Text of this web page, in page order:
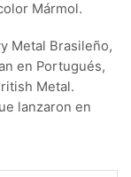
Mármol.
Metal Brasileño,
en Portugués,
Metal.
lanzaron en